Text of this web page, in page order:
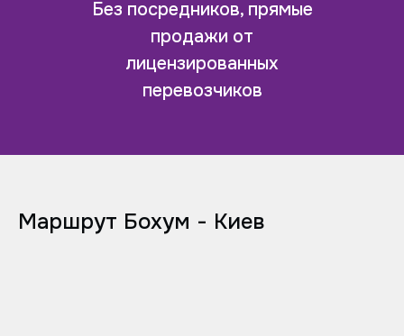
Без посредников, прямые
продажи от
лицензированных
перевозчиков
Маршрут Бохум - Киев